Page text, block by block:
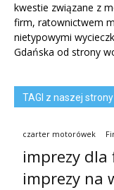
kwestie związane z
firm, ratownictwem
nietypowymi
Gdańska od strony
TAGI z naszej strony
czarter motorówek
imprezy dla
imprezy na